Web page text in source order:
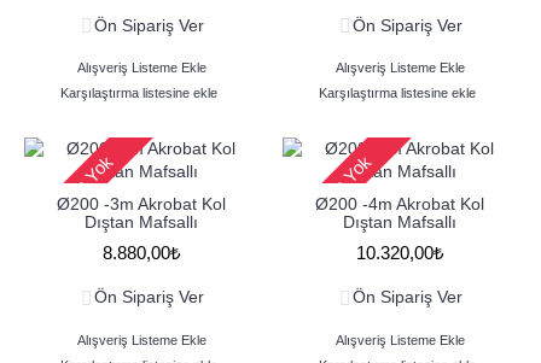
Ön Sipariş Ver
Alışveriş Listeme Ekle
Karşılaştırma listesine ekle
Ön Sipariş Ver
Alışveriş Listeme Ekle
Karşılaştırma listesine ekle
Stokta Yok
Ø200 -3m Akrobat Kol
Dıştan Mafsallı
8.880,00₺
Ön Sipariş Ver
Alışveriş Listeme Ekle
Stokta Yok
Ø200 -4m Akrobat Kol
Dıştan Mafsallı
10.320,00₺
Ön Sipariş Ver
Alışveriş Listeme Ekle